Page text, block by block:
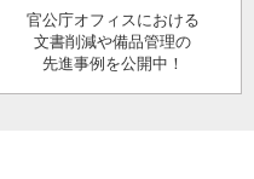
官公庁オフィスにおける
文書削減や備品管理の
先進事例を公開中！